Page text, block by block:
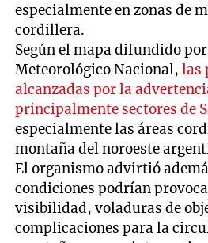
especialmente en zonas de
cordillera.
Según el mapa difundido
Meteorológico Nacional,las
alcanzadas por la
principalmente sectores de
especialmente las áreas
montaña del noroeste
El organismo advirtió
condiciones podrían
visibilidad, voladuras de
complicaciones para la